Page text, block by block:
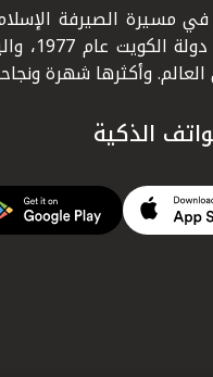
في مسيرة الصيرفة
وهو أول بنك إسلامي أنشئ في
وأكثرها شهرة